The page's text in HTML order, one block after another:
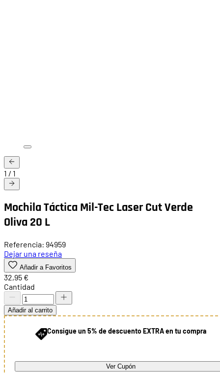
1 / 1
Mochila Táctica Mil-Tec Laser Cut Verde
Oliva 20 L
Referencia: 94959
Dejar una reseña
Añadir a Favoritos
32,95 €
Cantidad
Añadir al carrito
Consigue un 5% de descuento EXTRA en tu compra
Ver Cupón